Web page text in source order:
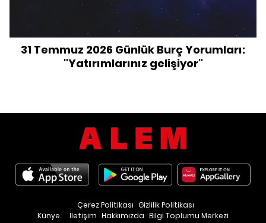
31 Temmuz 2026 Günlük Burç Yorumları:
"Yatırımlarınız gelişiyor"
Künye İletişim Hakkımızda Bilgi Toplumu Merkezi
Çerez Politikası Gizlilik Politikası